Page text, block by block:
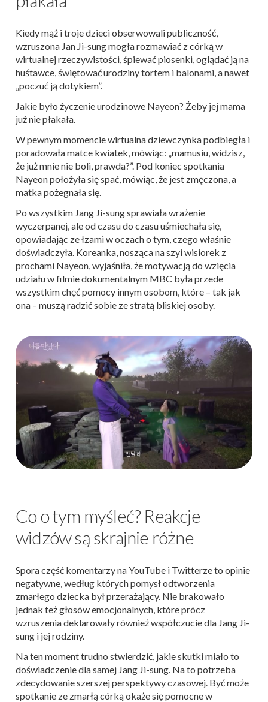
Kiedy mąż i troje dzieci obserwowali publiczność,
wzruszona Jan Ji-sung mogła rozmawiać z córką w
wirtualnej rzeczywistości, śpiewać piosenki, oglądać ją na
huśtawce, świętować urodziny tortem i balonami, a nawet
„poczuć ją dotykiem”.
Jakie było życzenie urodzinowe Nayeon? Żeby jej mama
już nie płakała.
W pewnym momencie wirtualna dziewczynka podbiegła i
poradowała matce kwiatek, mówiąc: „mamusiu, widzisz,
że już mnie nie boli, prawda?”. Pod koniec spotkania
Nayeon położyła się spać, mówiąc, że jest zmęczona, a
matka pożegnała się.
Po wszystkim Jang Ji-sung sprawiała wrażenie
wyczerpanej, ale od czasu do czasu uśmiechała się,
opowiadając ze łzami w oczach o tym, czego właśnie
doświadczyła. Koreanka, nosząca na szyi wisiorek z
prochami Nayeon, wyjaśniła, że motywacją do wzięcia
udziału w filmie dokumentalnym MBC była przede
wszystkim chęć pomocy innym osobom, które – tak jak
ona – muszą radzić sobie ze stratą bliskiej osoby.
Co o tym myśleć? Reakcje
widzów są skrajnie różne
Spora część komentarzy na YouTube i Twitterze to opinie
negatywne, według których pomysł odtworzenia
zmarłego dziecka był przerażający. Nie brakowało
jednak też głosów emocjonalnych, które prócz
wzruszenia deklarowały również współczucie dla Jang Ji-
sung i jej rodziny.
Na ten moment trudno stwierdzić, jakie skutki miało to
doświadczenie dla samej Jang Ji-sung. Na to potrzeba
zdecydowanie szerszej perspektywy czasowej. Być może
spotkanie ze zmarłą córką okaże się pomocne w